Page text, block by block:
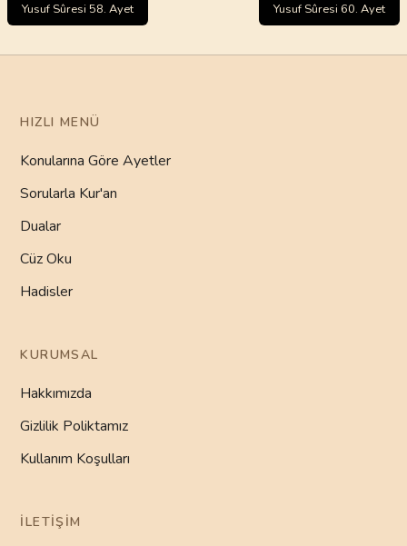
Yusuf Sûresi 58. Ayet Yusuf Sûresi 60. Ayet
HIZLI MENÜ
Konularına Göre Ayetler
Sorularla Kur'an
Dualar
Cüz Oku
Hadisler
KURUMSAL
Hakkımızda
Gizlilik Poliktamız
Kullanım Koşulları
İLETIŞIM